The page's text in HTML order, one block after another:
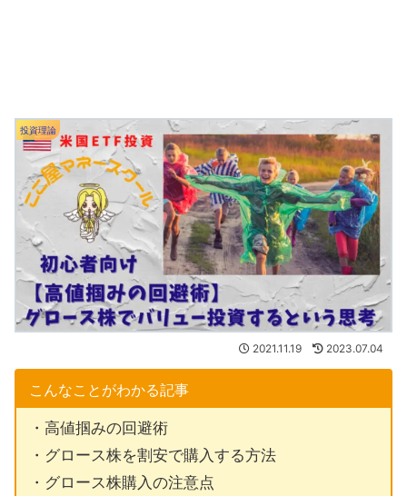
投資理論
2021.11.19 2023.07.04
こんなことがわかる記事
・高値掴みの回避術
・グロース株を割安で購入する方法
・グロース株購入の注意点